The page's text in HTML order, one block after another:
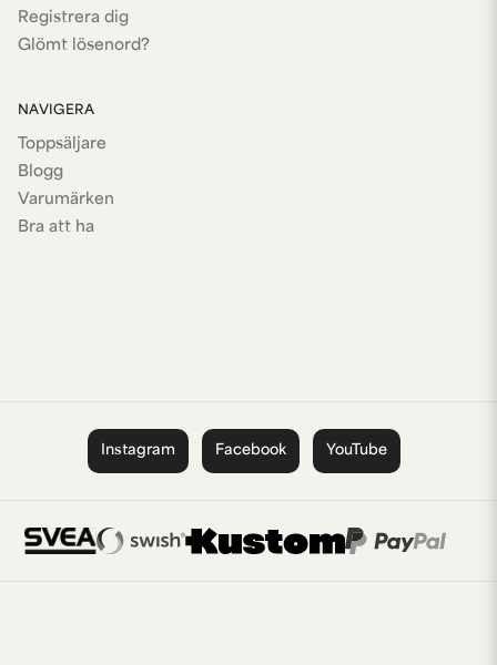
Registrera dig
Glömt lösenord?
NAVIGERA
Toppsäljare
Blogg
Varumärken
Bra att ha
Instagram Facebook YouTube